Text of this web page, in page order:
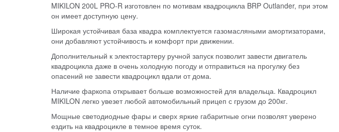
MIKILON 200L PRO-R изготовлен по мотивам квадроцикла BRP Outlander, при этом
он имеет доступную цену.
Широкая устойчивая база квадра комплектуется газомасляными амортизаторами,
они добавляют устойчивость и комфорт при движении.
Дополнительный к электостартеру ручной запуск позволит завести двигатель
квадроцикла даже в очень холодную погоду и отправиться на прогулку без
опасений не завести квадроцикл вдали от дома.
Наличие фаркопа открывает больше возможностей для владельца. Квадроцикл
MIKILON легко увезет любой автомобильный прицеп с грузом до 200кг.
Мощные светодиодные фары и сверх яркие габаритные огни позволят уверено
ездить на квадроцикле в темное время суток.